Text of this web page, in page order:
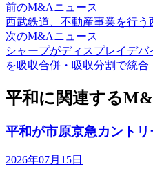
前のM&Aニュース
西武鉄道、不動産事業を行
次のM&Aニュース
シャープがディスプレイデ
を吸収合併・吸収分割で統合
平和に関連する
平和が市原京急カント
2026年07月15日